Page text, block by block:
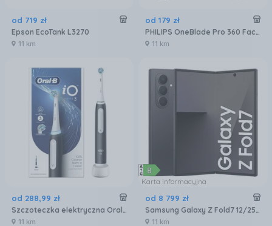
od 719 zł
Epson EcoTank L3270
11 km
od 179 zł
PHILIPS OneBlade Pro 360 Face + Body QP6542/15
11 km
od 288,99 zł
Szczoteczka elektryczna Oral-B Io Series 3 Matt Black
11 km
Karta informacyjna
od 8 799 zł
Samsung Galaxy Z Fold7 12/256GB Czarny
11 km